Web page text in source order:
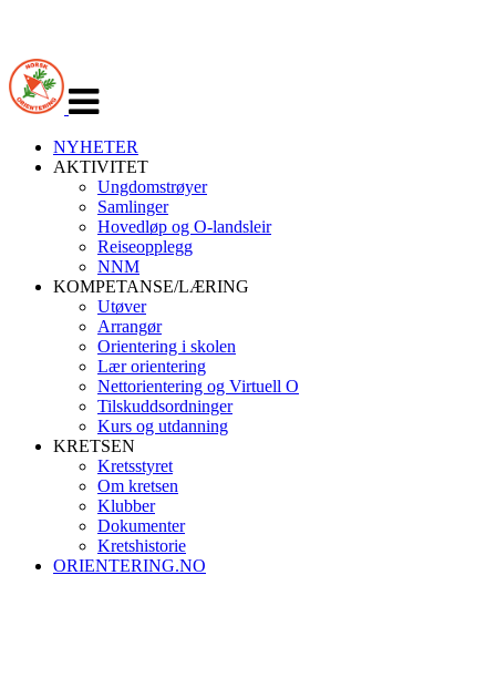
navigasjon
NYHETER
AKTIVITET
Ungdomstrøyer
Samlinger
Hovedløp og O-landsleir
Reiseopplegg
NNM
KOMPETANSE/LÆRING
Utøver
Arrangør
Orientering i skolen
Lær orientering
Nettorientering og Virtuell O
Tilskuddsordninger
Kurs og utdanning
KRETSEN
Kretsstyret
Om kretsen
Klubber
Dokumenter
Kretshistorie
ORIENTERING.NO